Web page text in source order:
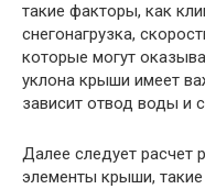
такие факторы, как
снегонагрузка,
которые могут
уклона крыши имеет
зависит отвод воды и
Далее следует расчет
элементы крыши,